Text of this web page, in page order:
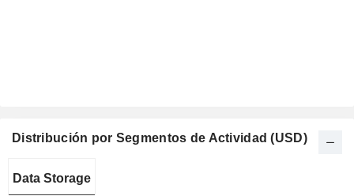
Distribución por Segmentos de Actividad (USD)
fiscal:
Data Storage